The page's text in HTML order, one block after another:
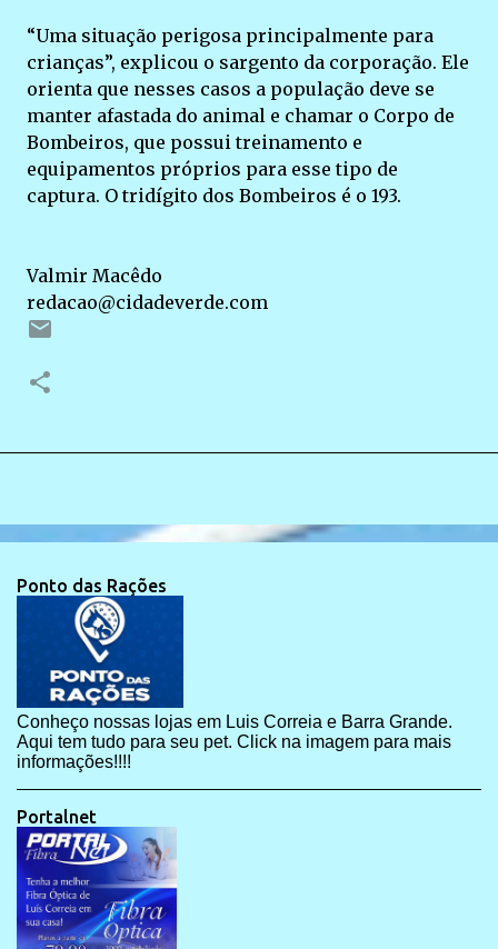
“Uma situação perigosa principalmente para
crianças”, explicou o sargento da corporação. Ele
orienta que nesses casos a população deve se
manter afastada do animal e chamar o Corpo de
Bombeiros, que possui treinamento e
equipamentos próprios para esse tipo de
captura. O tridígito dos Bombeiros é o 193.
Valmir Macêdo
redacao@cidadeverde.com
Ponto das Rações
Conheço nossas lojas em Luis Correia e Barra Grande.
Aqui tem tudo para seu pet. Click na imagem para mais
informações!!!!
Portalnet